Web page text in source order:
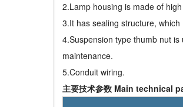
2.Lamp housing is made of
3.It has sealing structure,
4.Suspension type thumb nut
maintenance.
5.Conduit wiring.
主要技术参数 Main technical